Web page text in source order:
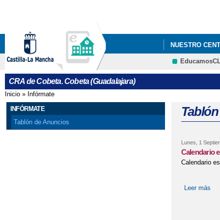
NUESTRO
CRA de Cobeta. Cobeta (Guadalajara)
Se encuentra usted aquí
Inicio » Infórmate
INFÓRMATE
Tablón de Anuncios
Lunes, 1
Calendario
Calendario
Leer más